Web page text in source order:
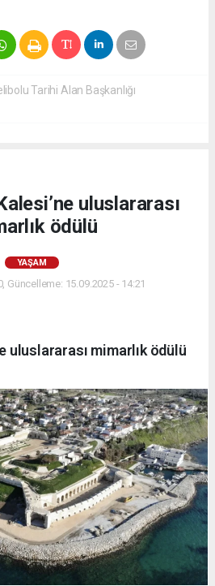
Tarihi Alan Başkanlığı
uluslararası
ödülü
YAŞAM
Güncelleme: 15.09.2025 - 14:21
uluslararası mimarlık ödülü